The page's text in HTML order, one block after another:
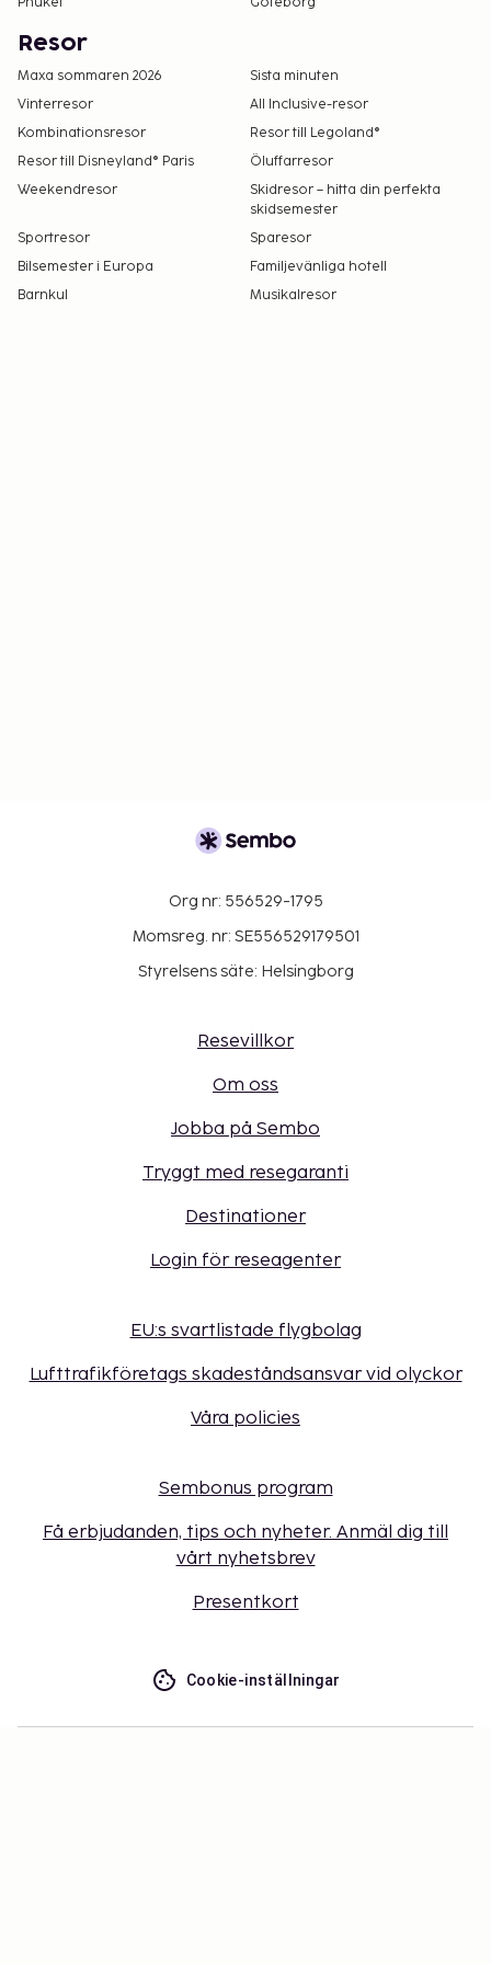
Gäster kan få tillåtelse att ta med sig husdjur
Resor
Maxa sommaren 2026
Sista minuten
Vinterresor
All Inclusive-resor
Kombinationsresor
Resor till Legoland®
Resor till Disneyland® Paris
Öluffarresor
Weekendresor
Skidresor – hitta din perfekta
skidsemester
Sportresor
Sparesor
Bilsemester i Europa
Familjevänliga hotell
Barnkul
Musikalresor
Org nr: 556529-1795
Momsreg. nr: SE556529179501
Styrelsens säte: Helsingborg
Resevillkor
Om oss
Jobba på Sembo
Tryggt med resegaranti
Destinationer
Login för reseagenter
EU:s svartlistade flygbolag
Lufttrafikföretags skadeståndsansvar vid olyckor
Våra policies
Sembonus program
Få erbjudanden, tips och nyheter. Anmäl dig till
vårt nyhetsbrev
Presentkort
Cookie-inställningar